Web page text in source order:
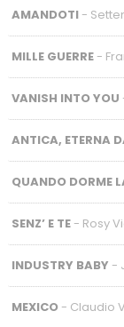
AMANDOTI-
MILLE GUERRE-
VANISH INTO YOU
ANTICA, ETERNA
QUANDO DORME
SENZ’ E TE- Rosy
INDUSTRY BABY -
MEXICO- Claudio